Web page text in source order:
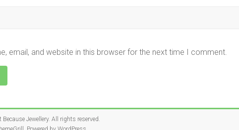
email, and website in this browser for the next time I comment.
Because Jewellery. All rights reserved.